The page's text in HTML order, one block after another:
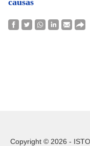
causas
Copyright © 2026 -